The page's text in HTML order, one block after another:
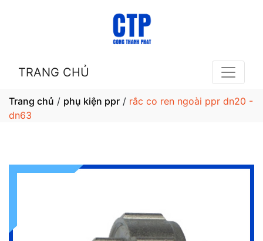
TRANG CHỦ
Trang chủ / phụ kiện ppr / rắc co ren ngoài ppr dn20 -
dn63